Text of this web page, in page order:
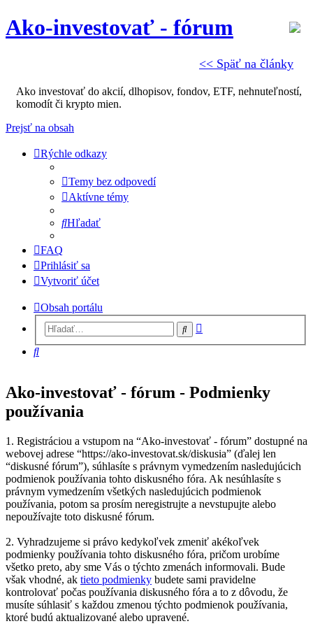
<< Späť na články
Ako-investovať - fórum
Ako investovať do akcií, dlhopisov, fondov, ETF, nehnuteľností,
komodít či krypto mien.
Prejsť na obsah
Rýchle odkazy
Temy bez odpovedí
Aktívne témy
Hľadať
FAQ
Prihlásiť sa
Vytvoriť účet
Obsah portálu
Hľadať
Hľadať
Ako-investovať - fórum - Podmienky
používania
1. Registráciou a vstupom na “Ako-investovať - fórum” dostupné na
webovej adrese “https://ako-investovat.sk/diskusia” (ďalej len
“diskusné fórum”), súhlasíte s právnym vymedzením nasledujúcich
podmienok používania tohto diskusného fóra. Ak nesúhlasíte s
právnym vymedzením všetkých nasledujúcich podmienok
používania, potom sa prosím neregistrujte a nevstupujte alebo
nepoužívajte toto diskusné fórum.
2. Vyhradzujeme si právo kedykoľvek zmeniť akékoľvek
podmienky používania tohto diskusného fóra, pričom urobíme
všetko preto, aby sme Vás o týchto zmenách informovali. Bude
však vhodné, ak tieto podmienky budete sami pravidelne
kontrolovať počas používania diskusného fóra a to z dôvodu, že
musíte súhlasiť s každou zmenou týchto podmienok používania,
ktoré budú aktualizované alebo upravené.